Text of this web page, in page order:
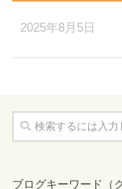
2025年8月5日
ブログキーワード（